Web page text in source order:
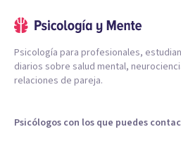
Psicología para profesionales,
diarios sobre salud mental,
relaciones de pareja.
Psicólogos con los que puedes